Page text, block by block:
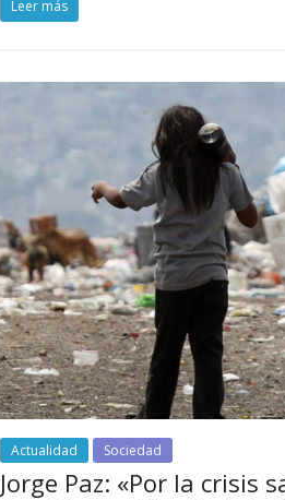
Leer más
Actualidad Sociedad
Jorge Paz: «Por la crisis